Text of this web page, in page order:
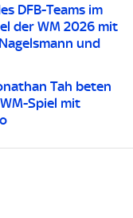
DFB-Teams im
der WM 2026 mit
und
Tah beten
Spiel mit